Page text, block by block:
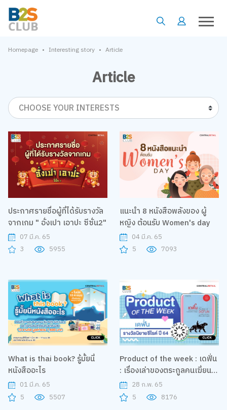
Homepage • Interesting story • Article
Article
CHOOSE YOUR INTERESTS
ประกาศรายชื่อผู้ที่ได้รับรางวัล
จากเกม " อั่งเปา เอาปะ ซีซั่น2"
07 มี.ค. 65
3
5955
แนะนำ 8 หนังสือพลังของ ผู้
หญิง ต้อนรับ Women's day
04 มี.ค. 65
5
7093
What is thai book? รู้มั้ยนี่
หนังสืออะไร
01 มี.ค. 65
5
5507
Product of the week : เดฟั่น
: เรื่องเล่าของตระกูลคนเฆี่ยน
เสือจากไทรบุรี
28 ก.พ. 65
5
8176